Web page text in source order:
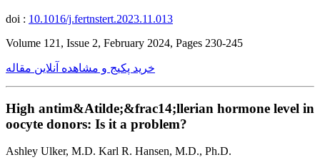
doi : 10.1016/j.fertnstert.2023.11.013
Volume 121, Issue 2, February 2024, Pages 230-245
خرید پکیج و مشاهده آنلاین مقاله
High antim&Atilde;&frac14;llerian hormone level in
oocyte donors: Is it a problem?
Ashley Ulker, M.D. Karl R. Hansen, M.D., Ph.D.